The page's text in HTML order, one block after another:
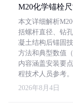
M20化学锚栓
本文详细解析
括螺杆直径、钻
凝土结构后锚固
方法和典型数值
内容涵盖安装要
程技术人员参考。
2026年8月4日